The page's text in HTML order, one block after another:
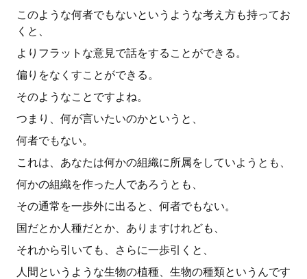
このような何者でもないというような考え方も持ってお
くと、
よりフラットな意見で話をすることができる。
偏りをなくすことができる。
そのようなことですよね。
つまり、何が言いたいのかというと、
何者でもない。
これは、あなたは何かの組織に所属をしていようとも、
何かの組織を作った人であろうとも、
その通常を一歩外に出ると、何者でもない。
国だとか人種だとか、ありますけれども、
それから引いても、さらに一歩引くと、
人間というような生物の植種、生物の種類というんです